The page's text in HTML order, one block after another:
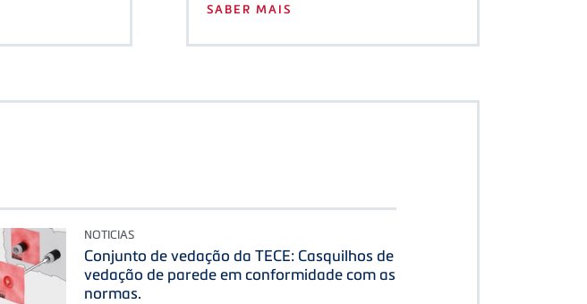
SABER MAIS
NOTICIAS
Conjunto de vedação da TECE: Casquilhos de
vedação de parede em conformidade com as
normas.